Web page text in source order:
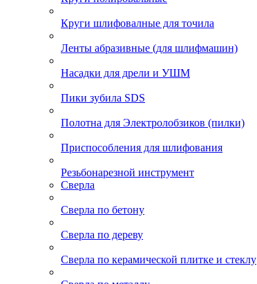
Круги шлифовалные для точила
Ленты абразивные (для шлифмашин)
Насадки для дрели и УШМ
Пики зубила SDS
Полотна для Электролобзиков (пилки)
Приспособления для шлифования
Резьбонарезной инструмент
Сверла
Сверла по бетону
Сверла по дереву
Сверла по керамической плитке и стеклу